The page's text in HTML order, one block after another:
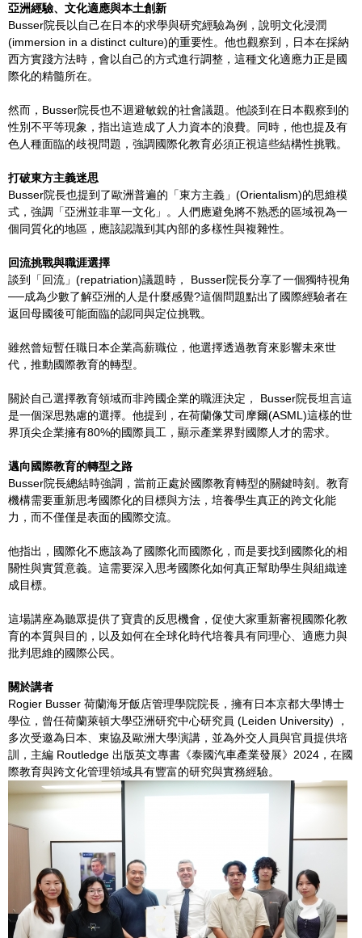
亞洲經驗、文化適應與本土創新
Busser院長以自己在日本的求學與研究經驗為例，說明文化浸潤
(immersion in a distinct culture)的重要性。他也觀察到，日本在採納
西方實踐方法時，會以自己的方式進行調整，這種文化適應力正是國
際化的精髓所在。
然而，Busser院長也不迴避敏銳的社會議題。他談到在日本觀察到的
性別不平等現象，指出這造成了人力資本的浪費。同時，他也提及有
色人種面臨的歧視問題，強調國際化教育必須正視這些結構性挑戰。
打破東方主義迷思
Busser院長也提到了歐洲普遍的「東方主義」(Orientalism)的思維模
式，強調「亞洲並非單一文化」。人們應避免將不熟悉的區域視為一
個同質化的地區，應該認識到其內部的多樣性與複雜性。
回流挑戰與職涯選擇
談到「回流」(repatriation)議題時， Busser院長分享了一個獨特視角
──成為少數了解亞洲的人是什麼感覺?這個問題點出了國際經驗者在
返回母國後可能面臨的認同與定位挑戰。
雖然曾短暫任職日本企業高薪職位，他選擇透過教育來影響未來世
代，推動國際教育的轉型。
關於自己選擇教育領域而非跨國企業的職涯決定， Busser院長坦言這
是一個深思熟慮的選擇。他提到，在荷蘭像艾司摩爾(ASML)這樣的世
界頂尖企業擁有80%的國際員工，顯示產業界對國際人才的需求。
邁向國際教育的轉型之路
Busser院長總結時強調，當前正處於國際教育轉型的關鍵時刻。教育
機構需要重新思考國際化的目標與方法，培養學生真正的跨文化能
力，而不僅僅是表面的國際交流。
他指出，國際化不應該為了國際化而國際化，而是要找到國際化的相
關性與實質意義。這需要深入思考國際化如何真正幫助學生與組織達
成目標。
這場講座為聽眾提供了寶貴的反思機會，促使大家重新審視國際化教
育的本質與目的，以及如何在全球化時代培養具有同理心、適應力與
批判思維的國際公民。
關於講者
Rogier Busser 荷蘭海牙飯店管理學院院長，擁有日本京都大學博士
學位，曾任荷蘭萊頓大學亞洲研究中心研究員 (Leiden University) ，
多次受邀為日本、東協及歐洲大學演講，並為外交人員與官員提供培
訓，主編 Routledge 出版英文專書《泰國汽車產業發展》2024，在國
際教育與跨文化管理領域具有豐富的研究與實務經驗。